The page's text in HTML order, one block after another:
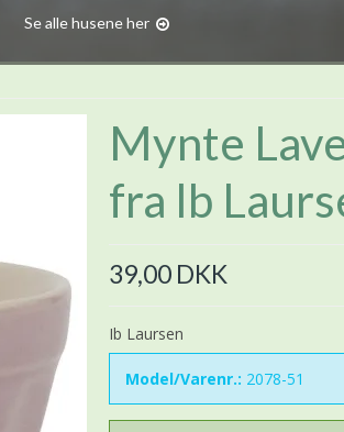
Se alle husene her
Mynte
fra Ib
39,00 DKK
Ib Laursen
Model/Varenr.: 2078-51